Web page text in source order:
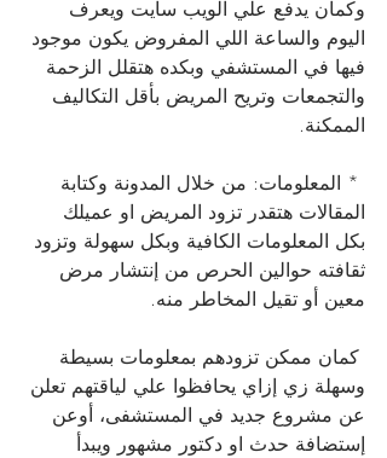
وكمان يدفع علي الويب سايت ويعرف
اليوم والساعة اللي المفروض يكون موجود
فيها في المستشفي وبكده هتقلل الزحمة
والتجمعات وتريح المريض بأقل التكاليف
الممكنة.
* المعلومات: من خلال المدونة وكتابة
المقالات هتقدر تزود المريض او عميلك
بكل المعلومات الكافية وبكل سهولة وتزود
ثقافته حوالين الحرص من إنتشار مرض
معين أو تقيل المخاطر منه.
كمان ممكن تزودهم بمعلومات بسيطة
وسهلة زي إزاي يحافظوا علي لياقتهم تعلن
عن مشروع جديد في المستشفى، أوعن
إستضافة حدث او دكتور مشهور ويبدأ